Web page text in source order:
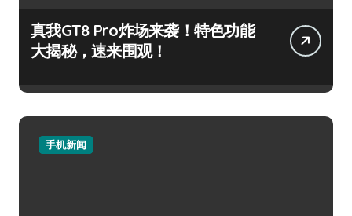
真我GT8 Pro炸场来袭！特色功能
大揭秘，速来围观！
手机新闻